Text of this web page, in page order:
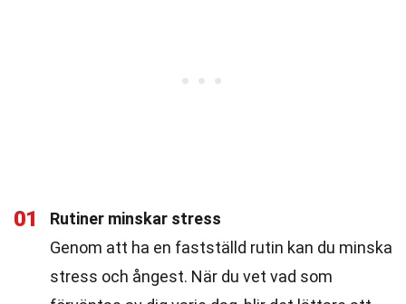
01
Rutiner minskar stress
Genom att ha en fastställd rutin kan du minska
stress och ångest. När du vet vad som